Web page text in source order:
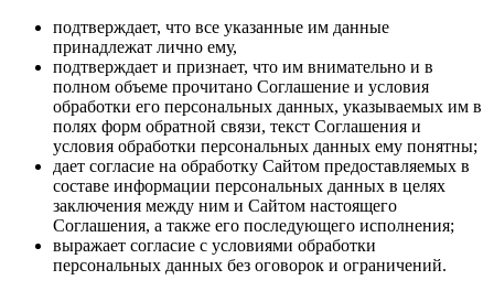
подтверждает, что все указанные им данные
принадлежат лично ему,
подтверждает и признает, что им внимательно и в
полном объеме прочитано Соглашение и условия
обработки его персональных данных, указываемых им в
полях форм обратной связи, текст Соглашения и
условия обработки персональных данных ему понятны;
дает согласие на обработку Сайтом предоставляемых в
составе информации персональных данных в целях
заключения между ним и Сайтом настоящего
Соглашения, а также его последующего исполнения;
выражает согласие с условиями обработки
персональных данных без оговорок и ограничений.